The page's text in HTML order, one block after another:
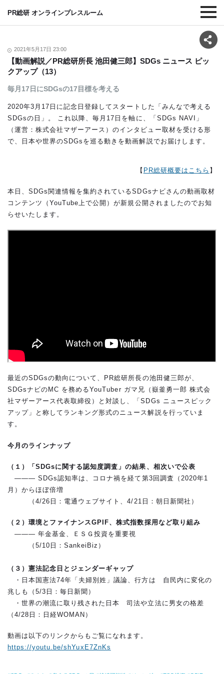
PR総研 オンラインプレスルーム
2021年5月17日 23:00
【動画解説／PR総研所長 池田健三郎】SDGs ニュース ピッ
クアップ（13）
毎月17日にSDGsの17目標を考える
2020年3月17日に記念日登録してスタートした「みんなで考える
SDGsの日」。 これ以降、毎月17日を軸に、「SDGs NAVI」
（運営：株式会社マザーアース）のインタビュー取材を受ける形
で、日本や世界のSDGsを巡る動きを動画解説でお届けします。
【 PR総研概要はこちら 】
本日、SDGs関連情報を集約されているSDGsナビさんの動画取材
コンテンツ（YouTube上で公開）が新規公開されましたのでお知
らせいたします。
最近のSDGsの動向について、PR総研所長の池田健三郎が、
SDGsナビのMC を務めるYouTuber ガマ兄（嶽釜勇一郎 株式会
社マザーアース代表取締役）と対談し、「SDGs ニュースピック
アップ」と称してランキング形式のニュース解説を行っていま
す。
今月のラインナップ
（１）「SDGsに関する認知度調査」の結果、相次いで公表
――― SDGs認知率は、コロナ禍を経て第3回調査（2020年1
月）からほぼ倍増
（4/26日：電通ウェブサイト、4/21日：朝日新聞社）
（２）環境とファイナンスGPIF、株式指数採用など取り組み
――― 年金基金、ＥＳＧ投資を重要視
（5/10日：SankeiBiz）
（３）憲法記念日とジェンダーギャップ
・日本国憲法74年「夫婦別姓」議論、行方は 自民内に変化の
兆しも（5/3日：毎日新聞）
・世界の潮流に取り残された日本 司法や立法に男女の格差
（4/28日：日経WOMAN）
動画は以下のリンクからもご覧になれます。
https://youtu.be/shYuxE7ZnKs